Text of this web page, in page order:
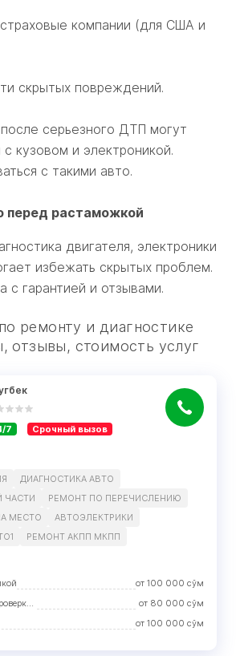
компании (для США и
скрытых повреждений.
серьезного ДТП могут
кузовом и электроникой.
с такими авто.
перед растаможкой
двигателя, электроники
избежать скрытых проблем.
с гарантией и отзывами.
ремонту и диагностике
отзывы, стоимость услуг
7 Срочный вызов
ДИАГНОСТИКА АВТО
ЧАСТИ
РЕМОНТ ПО ПЕРЕЧИСЛЕНИЮ
МЕСТО
АВТОЭЛЕКТРИКИ
РЕМОНТ АКПП МКПП
от 100 000 сўм
Профилактическая проверка с устранением недостатков
от 80 000 сўм
от 100 000 сўм